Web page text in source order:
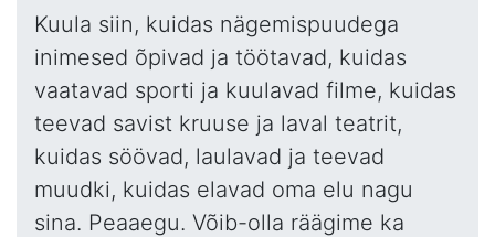
Kuula siin, kuidas nägemispuudega
inimesed õpivad ja töötavad, kuidas
vaatavad sporti ja kuulavad filme, kuidas
teevad savist kruuse ja laval teatrit,
kuidas söövad, laulavad ja teevad
muudki, kuidas elavad oma elu nagu
sina. Peaaegu. Võib-olla räägime ka